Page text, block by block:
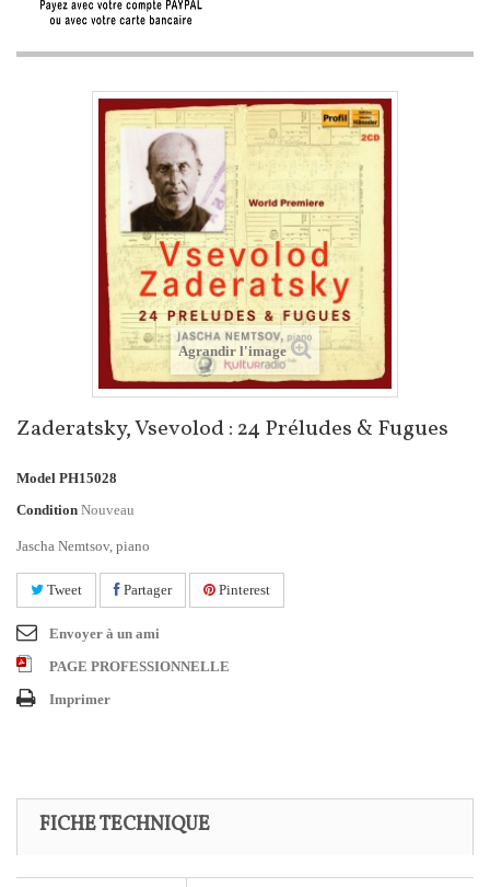
Agrandir l'image
Zaderatsky, Vsevolod : 24 Préludes & Fugues
Model PH15028
Condition Nouveau
Jascha Nemtsov, piano
Tweet Partager Pinterest
Envoyer à un ami
PAGE PROFESSIONNELLE
Imprimer
FICHE TECHNIQUE